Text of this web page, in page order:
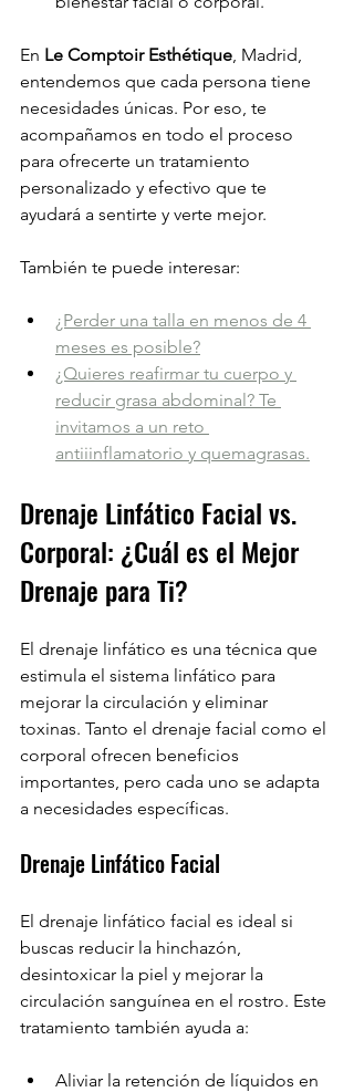
En Le Comptoir Esthétique, Madrid,
entendemos que cada persona tiene
necesidades únicas. Por eso, te
acompañamos en todo el proceso
para ofrecerte un tratamiento
personalizado y efectivo que te
ayudará a sentirte y verte mejor.
También te puede interesar:
¿Perder una talla en menos de 4
meses es posible?
¿Quieres reafirmar tu cuerpo y
reducir grasa abdominal? Te
invitamos a un reto
antiiinflamatorio y quemagrasas.
Drenaje Linfático Facial vs.
Corporal: ¿Cuál es el Mejor
Drenaje para Ti?
El drenaje linfático es una técnica que
estimula el sistema linfático para
mejorar la circulación y eliminar
toxinas. Tanto el drenaje facial como el
corporal ofrecen beneficios
importantes, pero cada uno se adapta
a necesidades específicas.
Drenaje Linfático Facial
El drenaje linfático facial es ideal si
buscas reducir la hinchazón,
desintoxicar la piel y mejorar la
circulación sanguínea en el rostro. Este
tratamiento también ayuda a:
Aliviar la retención de líquidos en